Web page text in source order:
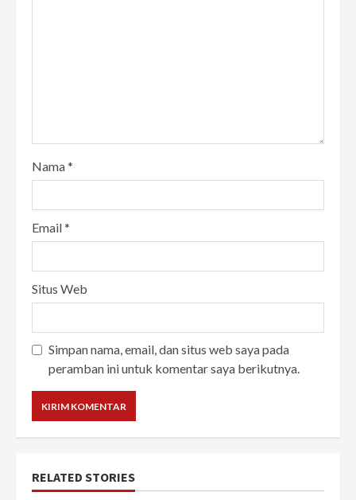
Nama*
Email*
Situs Web
Simpan nama, email, dan situs web saya pada
peramban ini untuk komentar saya berikutnya.
RELATED STORIES